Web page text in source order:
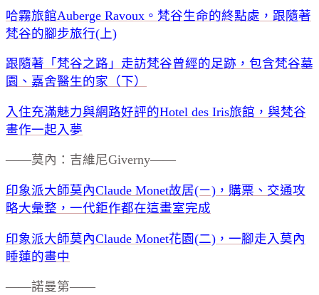
哈霧旅館Auberge Ravoux。梵谷生命的終點處，跟隨著
梵谷的腳步旅行(上)
跟隨著「梵谷之路」走訪梵谷曾經的足跡，包含梵谷墓
園、嘉舍醫生的家（下）
入住充滿魅力與網路好評的Hotel des Iris旅館，與梵谷
畫作一起入夢
——莫內：吉維尼Giverny——
印象派大師莫內Claude Monet故居(ㄧ)，購票、交通攻
略大彙整，一代鉅作都在這畫室完成
印象派大師莫內Claude Monet花園(二)，一腳走入莫內
睡蓮的畫中
——諾曼第——